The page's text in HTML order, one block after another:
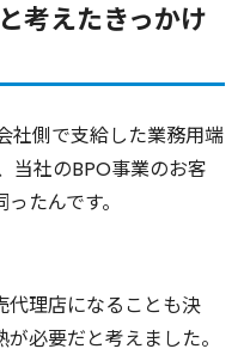
考えたきっかけ
社側で支給した業務用端
当社のBPO事業のお客
たんです。
代理店になることも決
必要だと考えました。